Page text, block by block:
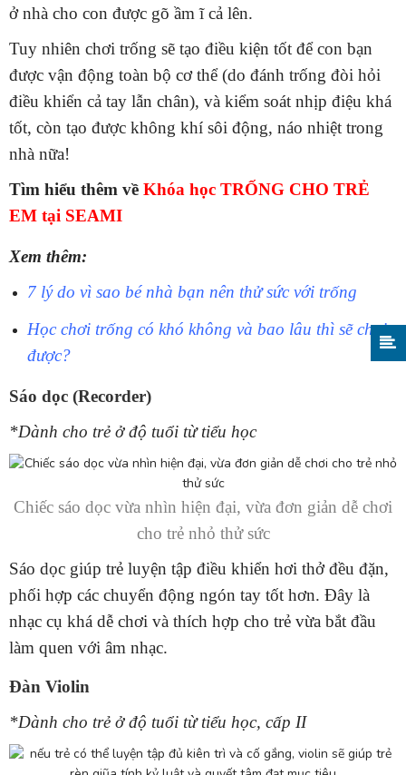
ở nhà cho con được gõ ầm ĩ cả lên.
Tuy nhiên chơi trống sẽ tạo điều kiện tốt để con bạn
được vận động toàn bộ cơ thể (do đánh trống đòi hỏi
điều khiển cả tay lẫn chân), và kiểm soát nhịp điệu khá
tốt, còn tạo được không khí sôi động, náo nhiệt trong
nhà nữa!
Tìm hiểu thêm về Khóa học TRỐNG CHO TRẺ
EM tại SEAMI
Xem thêm:
7 lý do vì sao bé nhà bạn nên thử sức với trống
Học chơi trống có khó không và bao lâu thì sẽ chơi
được?
Sáo dọc (Recorder)
*Dành cho trẻ ở độ tuổi từ tiểu học
Chiếc sáo dọc vừa nhìn hiện đại, vừa đơn giản dễ chơi
cho trẻ nhỏ thử sức
Sáo dọc giúp trẻ luyện tập điều khiển hơi thở đều đặn,
phối hợp các chuyển động ngón tay tốt hơn. Đây là
nhạc cụ khá dễ chơi và thích hợp cho trẻ vừa bắt đầu
làm quen với âm nhạc.
Đàn Violin
*Dành cho trẻ ở độ tuổi từ tiểu học, cấp II